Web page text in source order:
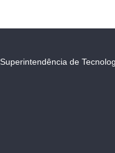
Superintendência de